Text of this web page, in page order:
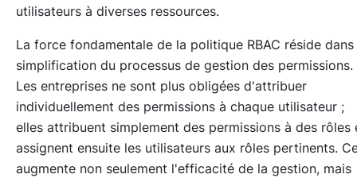
utilisateurs à diverses ressources.
La force fondamentale de la politique RBAC réside dans
simplification du processus de gestion des permissions.
Les entreprises ne sont plus obligées d'attribuer
individuellement des permissions à chaque utilisateur ;
elles attribuent simplement des permissions à des rôles
assignent ensuite les utilisateurs aux rôles pertinents.
augmente non seulement l'efficacité de la gestion, mais